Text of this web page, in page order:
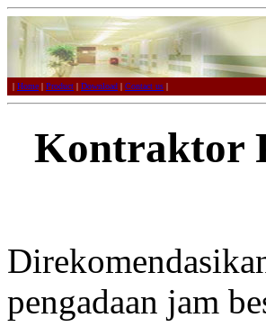
| Home | Product | Download | Contact us |
Kontraktor
pengadaan jam